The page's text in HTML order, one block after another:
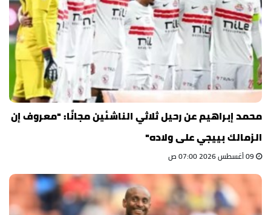
محمد إبراهيم عن رحيل ثلاثي الناشئين مجانًا: "معروف إن
الزمالك بييجي على ولاده"